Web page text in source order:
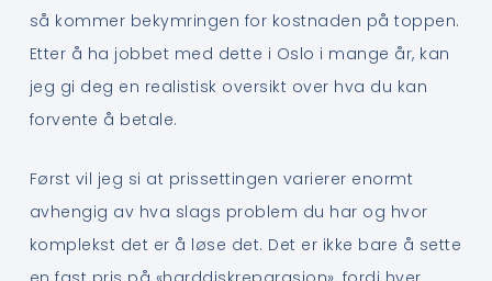
så kommer bekymringen for kostnaden på toppen.
Etter å ha jobbet med dette i Oslo i mange år, kan
jeg gi deg en realistisk oversikt over hva du kan
forvente å betale.
Først vil jeg si at prissettingen varierer enormt
avhengig av hva slags problem du har og hvor
komplekst det er å løse det. Det er ikke bare å sette